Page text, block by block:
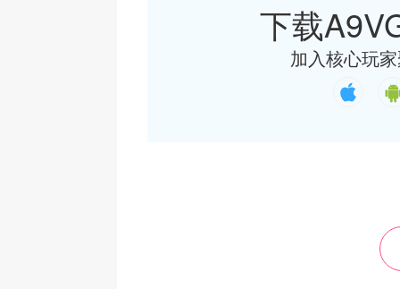
下载
加入核心玩